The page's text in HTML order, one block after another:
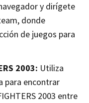
y dirígete
donde
de juegos para
2003: Utiliza
para encontrar
2003 entre